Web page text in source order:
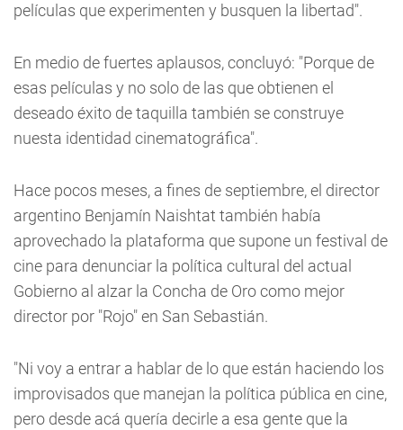
películas que experimenten y busquen la libertad".
En medio de fuertes aplausos, concluyó: "Porque de
esas películas y no solo de las que obtienen el
deseado éxito de taquilla también se construye
nuesta identidad cinematográfica".
Hace pocos meses, a fines de septiembre, el director
argentino Benjamín Naishtat también había
aprovechado la plataforma que supone un festival de
cine para denunciar la política cultural del actual
Gobierno al alzar la Concha de Oro como mejor
director por "Rojo" en San Sebastián.
"Ni voy a entrar a hablar de lo que están haciendo los
improvisados que manejan la política pública en cine,
pero desde acá quería decirle a esa gente que la